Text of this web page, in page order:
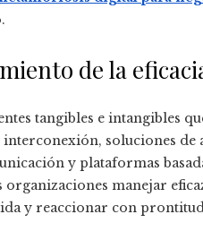
de la
tangibles e intangibles
soluciones
y plataformas
manejar
y reaccionar con